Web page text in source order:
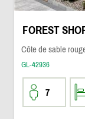
FOREST
Côte de sable
GL-42936
7